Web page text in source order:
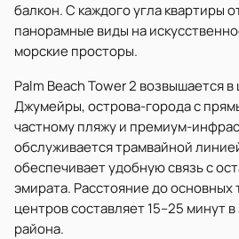
балкон. С каждого угла квартиры
панорамные виды на
морские просторы.
Palm Beach Tower 2 возвышается
Джумейры, острова-города с
частному пляжу и премиум-
обслуживается трамвайной
обеспечивает удобную связь с
эмирата. Расстояние до основных
центров составляет 15–25 минут
района.